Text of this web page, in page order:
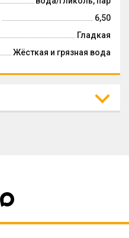
6,50
Гладкая
Жёсткая и грязная вода